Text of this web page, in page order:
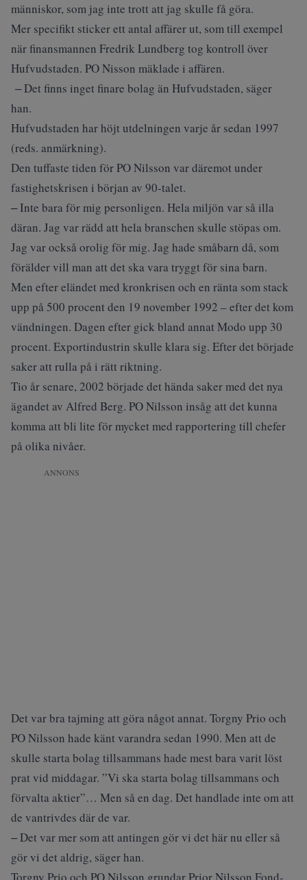
människor, som jag inte trott att jag skulle få göra.
Mer specifikt sticker ett antal affärer ut, som till exempel
när finansmannen Fredrik Lundberg tog kontroll över
Hufvudstaden. PO Nisson mäklade i affären.
‒ Det finns inget finare bolag än Hufvudstaden, säger
han.
Hufvudstaden har höjt utdelningen varje år sedan 1997
(reds. anmärkning).
Den tuffaste tiden för PO Nilsson var däremot under
fastighetskrisen i början av 90-talet.
‒ Inte bara för mig personligen. Hela miljön var så illa
däran. Jag var rädd att hela branschen skulle stöpas om.
Jag var också orolig för mig. Jag hade småbarn då, som
förälder vill man att det ska vara tryggt för sina barn.
Men efter eländet med kronkrisen och en ränta som stack
upp på 500 procent den 19 november 1992 – efter det kom
vändningen. Dagen efter gick bland annat Modo upp 30
procent. Exportindustrin skulle klara sig. Efter det började
saker att rulla på i rätt riktning.
Tio år senare, 2002 började det hända saker med det nya
ägandet av Alfred Berg. PO Nilsson insåg att det kunna
komma att bli lite för mycket med rapportering till chefer
på olika nivåer.
ANNONS
Det var bra tajming att göra något annat. Torgny Prio och
PO Nilsson hade känt varandra sedan 1990. Men att de
skulle starta bolag tillsammans hade mest bara varit löst
prat vid middagar. ”Vi ska starta bolag tillsammans och
förvalta aktier”… Men så en dag. Det handlade inte om att
de vantrivdes där de var.
‒ Det var mer som att antingen gör vi det här nu eller så
gör vi det aldrig, säger han.